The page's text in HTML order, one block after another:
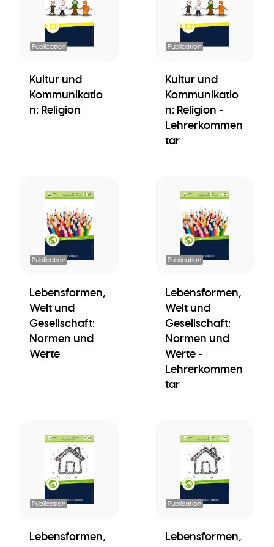
Publication
Kultur und
Kommunikatio
n: Religion
Publication
Kultur und
Kommunikatio
n: Religion -
Lehrerkommen
tar
Publication
Lebensformen,
Welt und
Gesellschaft:
Normen und
Werte
Publication
Lebensformen,
Welt und
Gesellschaft:
Normen und
Werte -
Lehrerkommen
tar
Publication
Lebensformen,
Publication
Lebensformen,